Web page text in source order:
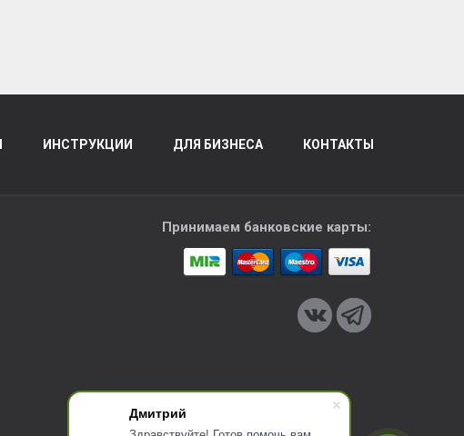
Дмитрий
ИНСТРУКЦИИ ДЛЯ БИЗНЕСА КОНТАКТЫ
Принимаем банковские карты: